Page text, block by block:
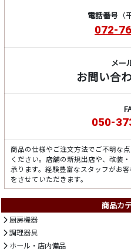
電話番号（
072-
メー
お問い合
050-
商品の仕様やご注文方法でご不明な
ください。店舗の新規出店や、改装
承ります。経験豊富なスタッフがお
をさせていただきます。
商品カ
厨房機器
調理器具
ホール・店内備品